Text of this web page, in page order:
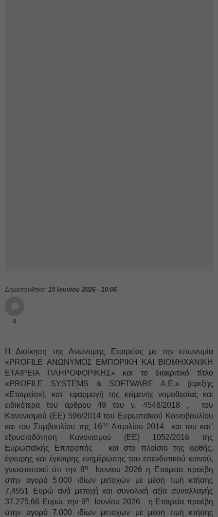
Δημοσιεύθηκε: 15 Ιουνίου 2026 - 10:06
0
Η Διοίκηση της Ανώνυμης Εταιρείας με την επωνυμία
«PROFILE ΑΝΩΝΥΜΟΣ ΕΜΠΟΡΙΚΗ ΚΑΙ ΒΙΟΜΗΧΑΝΙΚΗ
ΕΤΑΙΡΕΙΑ ΠΛΗΡΟΦΟΡΙΚΗΣ» και το διακριτικό τίτλο
«PROFILE SYSTEMS & SOFTWARE A.E.» (εφεξής
«Εταιρεία»), κατ΄ εφαρμογή της κείμενης νομοθεσίας και
ειδικότερα του άρθρου 49 του ν. 4548/2018 , του
Κανονισμού (ΕΕ) 596/2014 του Ευρωπαϊκού Κοινοβουλίου
και του Συμβουλίου της 16ηςΑπριλίου 2014 και του κατ’
εξουσιοδότηση Κανονισμού (ΕΕ) 1052/2016 της
Ευρωπαϊκής Επιτροπής και στο πλαίσιο της ορθής,
έγκυρης και έγκαιρης ενημέρωσης του επενδυτικού κοινού,
γνωστοποιεί ότι την 8η
Ιουνίου 2026 η Εταιρεία προέβη
στην αγορά 5.000 ιδίων μετοχών με μέση τιμή κτήσης
7,4551 Ευρώ ανά μετοχή και συνολική αξία συναλλαγής
37.275,66 Ευρώ, την 9η
Ιουνίου 2026 η Εταιρεία προέβη
στην αγορά 7.000 ιδίων μετοχών με μέση τιμή κτήσης